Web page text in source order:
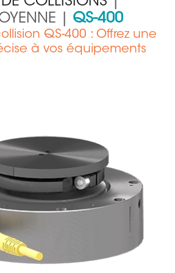
| QS-400
QS-400 : Offrez une
à vos équipements